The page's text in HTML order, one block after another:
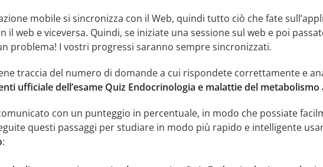
mobile si sincronizza con il Web, quindi tutto ciò che fate
il web e viceversa. Quindi, se iniziate una sessione sul web e poi
problema! I vostri progressi saranno sempre sincronizzati.
traccia del numero di domande a cui rispondete correttamente e
ufficiale dell’esame Quiz Endocrinologia e malattie del metabolismo
con un punteggio in percentuale, in modo che possiate
questi passaggi per studiare in modo più rapido e intelligente
: